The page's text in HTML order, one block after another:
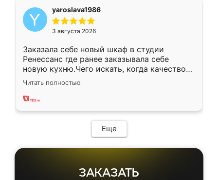
yaroslava1986
3 августа 2026
Заказала себе новый шкаф в студии
Ренессанс где ранее заказывала себе
новую кухню.Чего искать, когда качеством
вполне довольна. Служит кухня уже почти
два года, нареканий нет.
Читать полностью
Еще
ЗАКАЗАТЬ